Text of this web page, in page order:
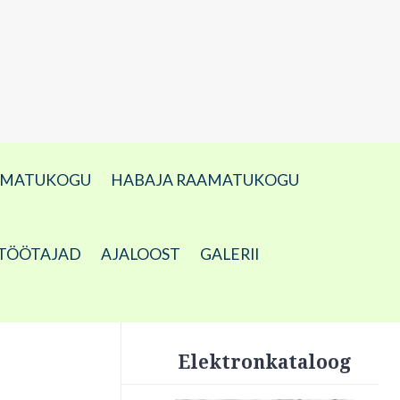
HABAJA RAAMATUKOGU
AJALOOST
GALERII
Elektronkataloog